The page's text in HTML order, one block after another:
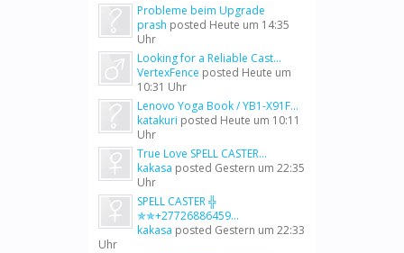
Probleme beim Upgrade
prash posted Heute um 14:35
Uhr
Looking for a Reliable Cast...
VertexFence posted Heute um
10:31 Uhr
Lenovo Yoga Book / YB1-X91F...
katakuri posted Heute um 10:11
Uhr
True Love SPELL CASTER...
kakasa posted Gestern um 22:35
Uhr
SPELL CASTER ╬
✯✯+27726886459...
kakasa posted Gestern um 22:33
Uhr